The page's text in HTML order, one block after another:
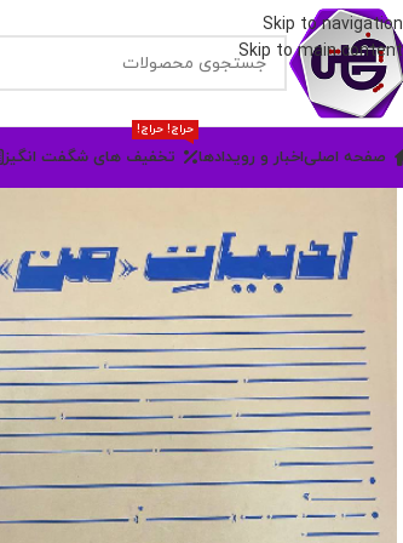
Skip to navigation
Skip to main content
صفحه اصلیاخبار و رویدادها تخفیف های شگفت انگیز
حراج! حراج!